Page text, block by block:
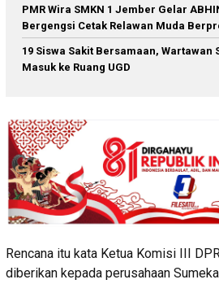
PMR Wira SMKN 1 Jember Gelar
Bergengsi Cetak Relawan Muda
19 Siswa Sakit Bersamaan, Wartawan
Masuk ke Ruang UGD
Rencana itu kata Ketua Komisi III
diberikan kepada perusahaan